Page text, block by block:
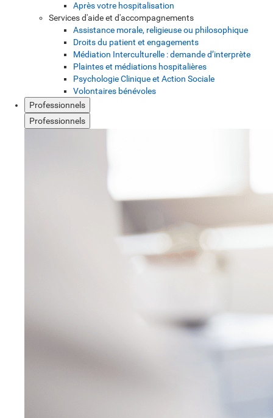
Après votre hospitalisation
Services d'aide et d'accompagnements
Assistance morale, religieuse ou philosophique
Droits du patient et engagements
Médiation Interculturelle : demande d’interprète
Plaintes et médiations hospitalières
Psychologie Clinique et Action Sociale
Volontaires bénévoles
Professionnels
Professionnels